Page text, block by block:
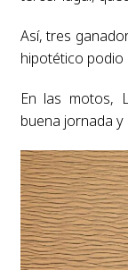
Así, tres
hipotético podio
En las motos,
buena jornada